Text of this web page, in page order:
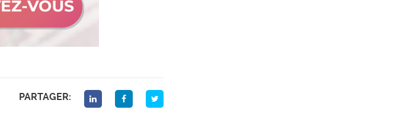
PARTAGER: